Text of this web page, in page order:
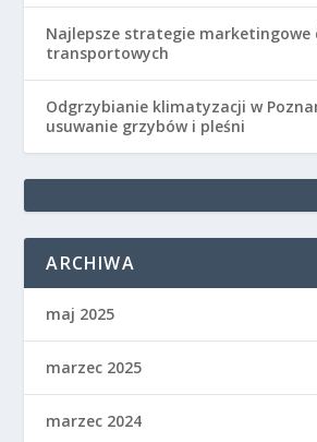
Najlepsze strategie marketingowe
transportowych
Odgrzybianie klimatyzacji w
usuwanie grzybów i pleśni
ARCHIWA
maj 2025
marzec 2025
marzec 2024